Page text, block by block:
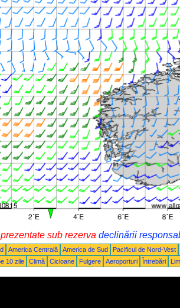
sub rezerva declinării
America Centrală America de Sud Pacificul de Nord-Vest
10 zile Climă Cicloane Fulgere Aeroporturi Întrebări